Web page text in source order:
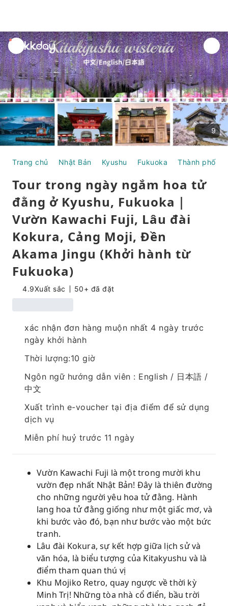
unread
notifications
9
Trang chủ Nhật Bản Kyushu Fukuoka Thành phố
Tour trong ngày ngắm hoa tử
đằng ở Kyushu, Fukuoka｜
Vườn Kawachi Fuji, Lâu đài
Kokura, Cảng Moji, Đền
Akama Jingu (Khởi hành từ
Fukuoka)
4.9Xuất sắc 50+ đã đặt
xác nhận đơn hàng muộn nhất 4 ngày trước
ngày khởi hành
Thời lượng:10 giờ
Ngôn ngữ hướng dẫn viên : English / 日本語 /
中文
Xuất trình e-voucher tại địa điểm để sử dụng
dịch vụ
Miễn phí huỷ trước 11 ngày
Vườn Kawachi Fuji là một trong mười khu
vườn đẹp nhất Nhật Bản! Đây là thiên đường
cho những người yêu hoa tử đằng. Hành
lang hoa tử đằng giống như một giấc mơ, và
khi bước vào đó, bạn như bước vào một bức
tranh.
Lâu đài Kokura, sự kết hợp giữa lịch sử và
văn hóa, là biểu tượng của Kitakyushu và là
điểm tham quan thú vị
Khu Mojiko Retro, quay ngược về thời kỳ
Minh Trị! Những tòa nhà cổ điển, bầu trời